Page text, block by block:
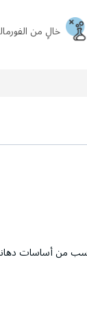
من أساسات